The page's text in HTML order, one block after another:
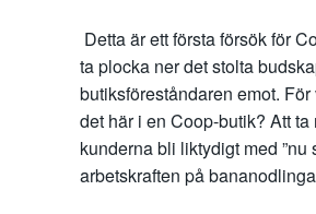
Detta är ett första försök för
ta plocka ner det stolta
butiksföreståndaren emot.
det här i en Coop-butik? Att
kunderna bli liktydigt med
arbetskraften på